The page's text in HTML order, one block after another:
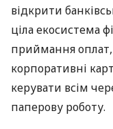
відкрити
ціла екосистема
приймання оплат,
корпоративні
керувати всім
паперову роботу.